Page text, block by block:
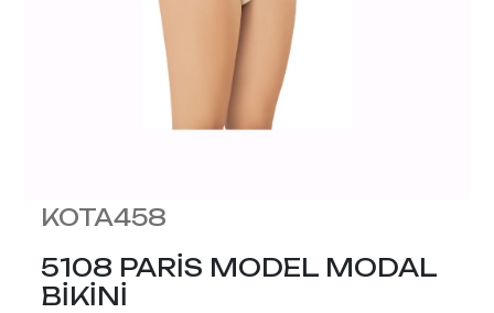
KOTA458
5108 PARİS MODEL MODAL
BİKİNİ